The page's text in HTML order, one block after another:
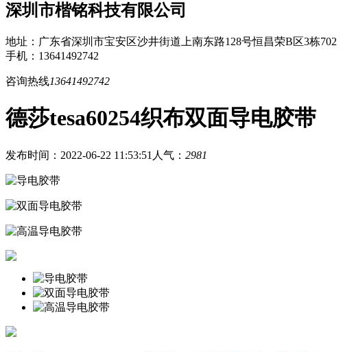
深圳市楷铭科技有限公司
地址：广东省深圳市宝安区沙井街道上南东路128号恒昌荣B区3栋702
手机：13641492742
咨询热线13641492742
德莎tesa60254织布双面导电胶带
发布时间：2022-06-22 11:53:51 人气： 2981